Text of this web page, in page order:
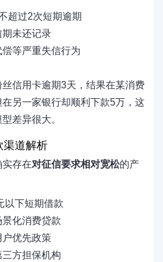
超过2次短期逾期
期未还记录
偿等严重失信行为
信用卡逾期3天，结果在某消费
另一家银行却顺利下款5万，这
差异很大。
渠道解析
存在对征信要求相对宽松的产
以下短期借款
景化消费贷款
户优先政策
三方担保机构